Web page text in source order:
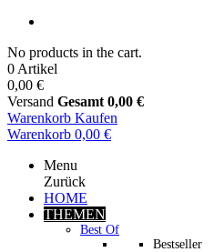
No products in the cart.
0 Artikel
0,00 €
Versand Gesamt 0,00 €
Warenkorb Kaufen
Warenkorb 0,00 €
Menu
Zurück
HOME
THEMEN
Best Of
Bestseller